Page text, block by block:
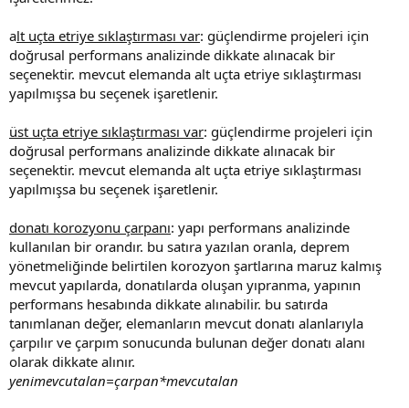
alt uçta etriye sıklaştırması var: güçlendirme projeleri için
doğrusal performans analizinde dikkate alınacak bir
seçenektir. mevcut elemanda alt uçta etriye sıklaştırması
yapılmışsa bu seçenek işaretlenir.
üst uçta etriye sıklaştırması var: güçlendirme projeleri için
doğrusal performans analizinde dikkate alınacak bir
seçenektir. mevcut elemanda alt uçta etriye sıklaştırması
yapılmışsa bu seçenek işaretlenir.
donatı korozyonu çarpanı: yapı performans analizinde
kullanılan bir orandır. bu satıra yazılan oranla, deprem
yönetmeliğinde belirtilen korozyon şartlarına maruz kalmış
mevcut yapılarda, donatılarda oluşan yıpranma, yapının
performans hesabında dikkate alınabilir. bu satırda
tanımlanan değer, elemanların mevcut donatı alanlarıyla
çarpılır ve çarpım sonucunda bulunan değer donatı alanı
olarak dikkate alınır.
yenimevcutalan=çarpan*mevcutalan